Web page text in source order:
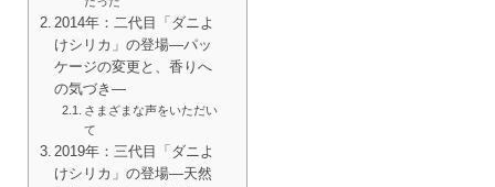
2014年：二代目「ダニよ
けシリカ」の登場—パッ
ケージの変更と、香りへ
の気づき—
さまざまな声をいただい
て
2019年：三代目「ダニよ
けシリカ」の登場—天然